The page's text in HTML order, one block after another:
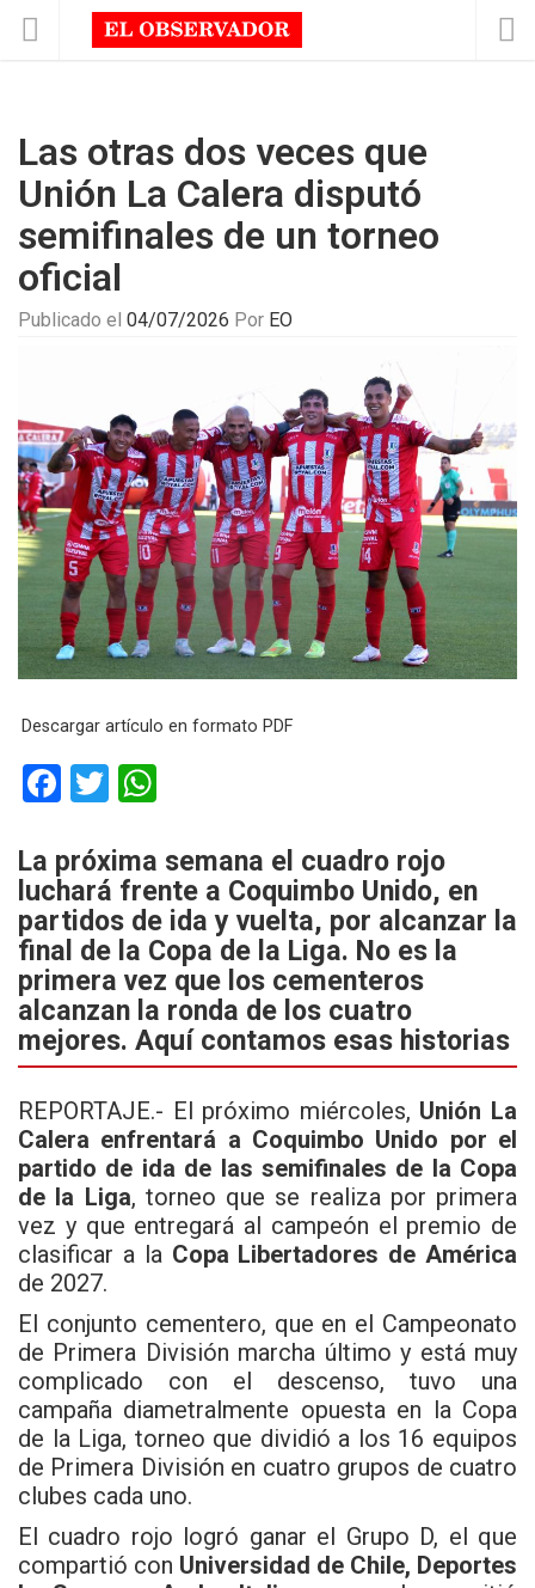
Las otras dos veces que
Unión La Calera disputó
semifinales de un torneo
oficial
Publicado el 04/07/2026 Por EO
Descargar artículo en formato PDF
F
ce
b
o
o
k
T
tt
er
at
s
A
p
p
La próxima semana el cuadro rojo
luchará frente a Coquimbo Unido, en
partidos de ida y vuelta, por alcanzar la
final de la Copa de la Liga. No es la
primera vez que los cementeros
alcanzan la ronda de los cuatro
mejores. Aquí contamos esas historias
REPORTAJE.- El próximo miércoles, Unión La
Calera enfrentará a Coquimbo Unido por el
partido de ida de las semifinales de la Copa
de la Liga, torneo que se realiza por primera
vez y que entregará al campeón el premio de
clasificar a la Copa Libertadores de América
de 2027.
El conjunto cementero, que en el Campeonato
de Primera División marcha último y está muy
complicado con el descenso, tuvo una
campaña diametralmente opuesta en la Copa
de la Liga, torneo que dividió a los 16 equipos
de Primera División en cuatro grupos de cuatro
clubes cada uno.
El cuadro rojo logró ganar el Grupo D, el que
compartió con Universidad de Chile, Deportes